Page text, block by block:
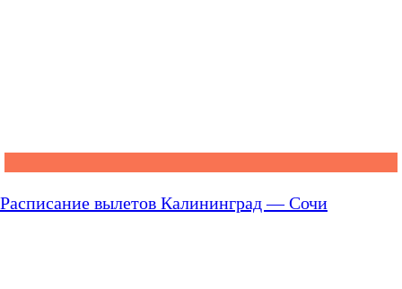
Расписание вылетов Калининград — Сочи